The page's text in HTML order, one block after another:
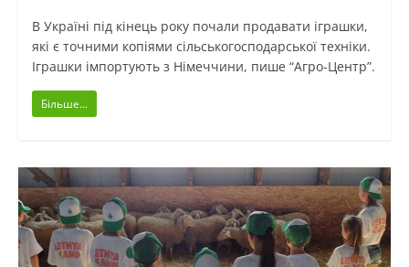
В Україні під кінець року почали продавати іграшки,
які є точними копіями сільськогосподарської техніки.
Іграшки імпортують з Німеччини, пише “Агро-Центр”.
Більше...